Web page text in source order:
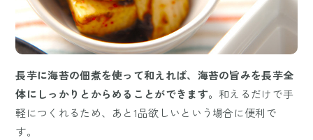
長芋に海苔の佃煮を使って和えれば、海苔の旨みを長芋全
体にしっかりとからめることができます。 和えるだけで手
軽につくれるため、あと1品欲しいという場合に便利で
す。